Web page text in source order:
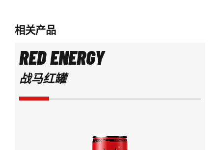
相关产品
RED ENERGY
战马红罐